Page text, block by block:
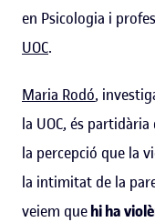
en Psicologia i
UOC.
Maria Rodó,
la UOC, és partidària
la percepció que la
la intimitat de la
veiem quehi ha